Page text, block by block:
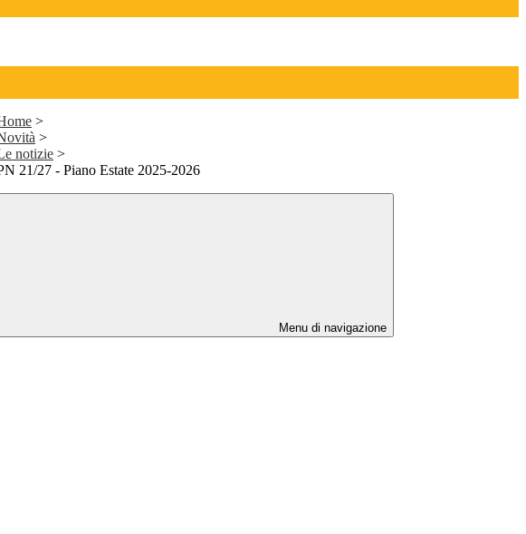
>
>
notizie >
21/27 - Piano Estate 2025-2026
Menu di navigazione